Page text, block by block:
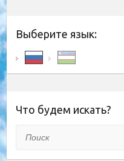
Выберите язык:
Что будем искать?